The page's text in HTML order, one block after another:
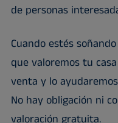
de personas
Cuando estés
que valoremos tu
venta y lo
No hay obligación ni
valoración gratuita.